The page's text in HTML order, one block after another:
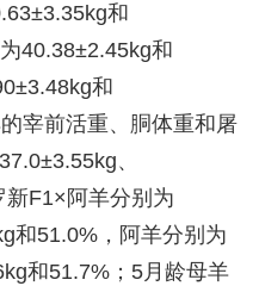
和
40.38±2.45kg和
和
宰前活重、胴体重和屠
、
F1×阿羊分别为
和51.0%，阿羊分别为
和51.7%；5月龄母羊